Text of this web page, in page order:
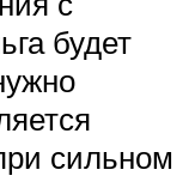
будет
сильном